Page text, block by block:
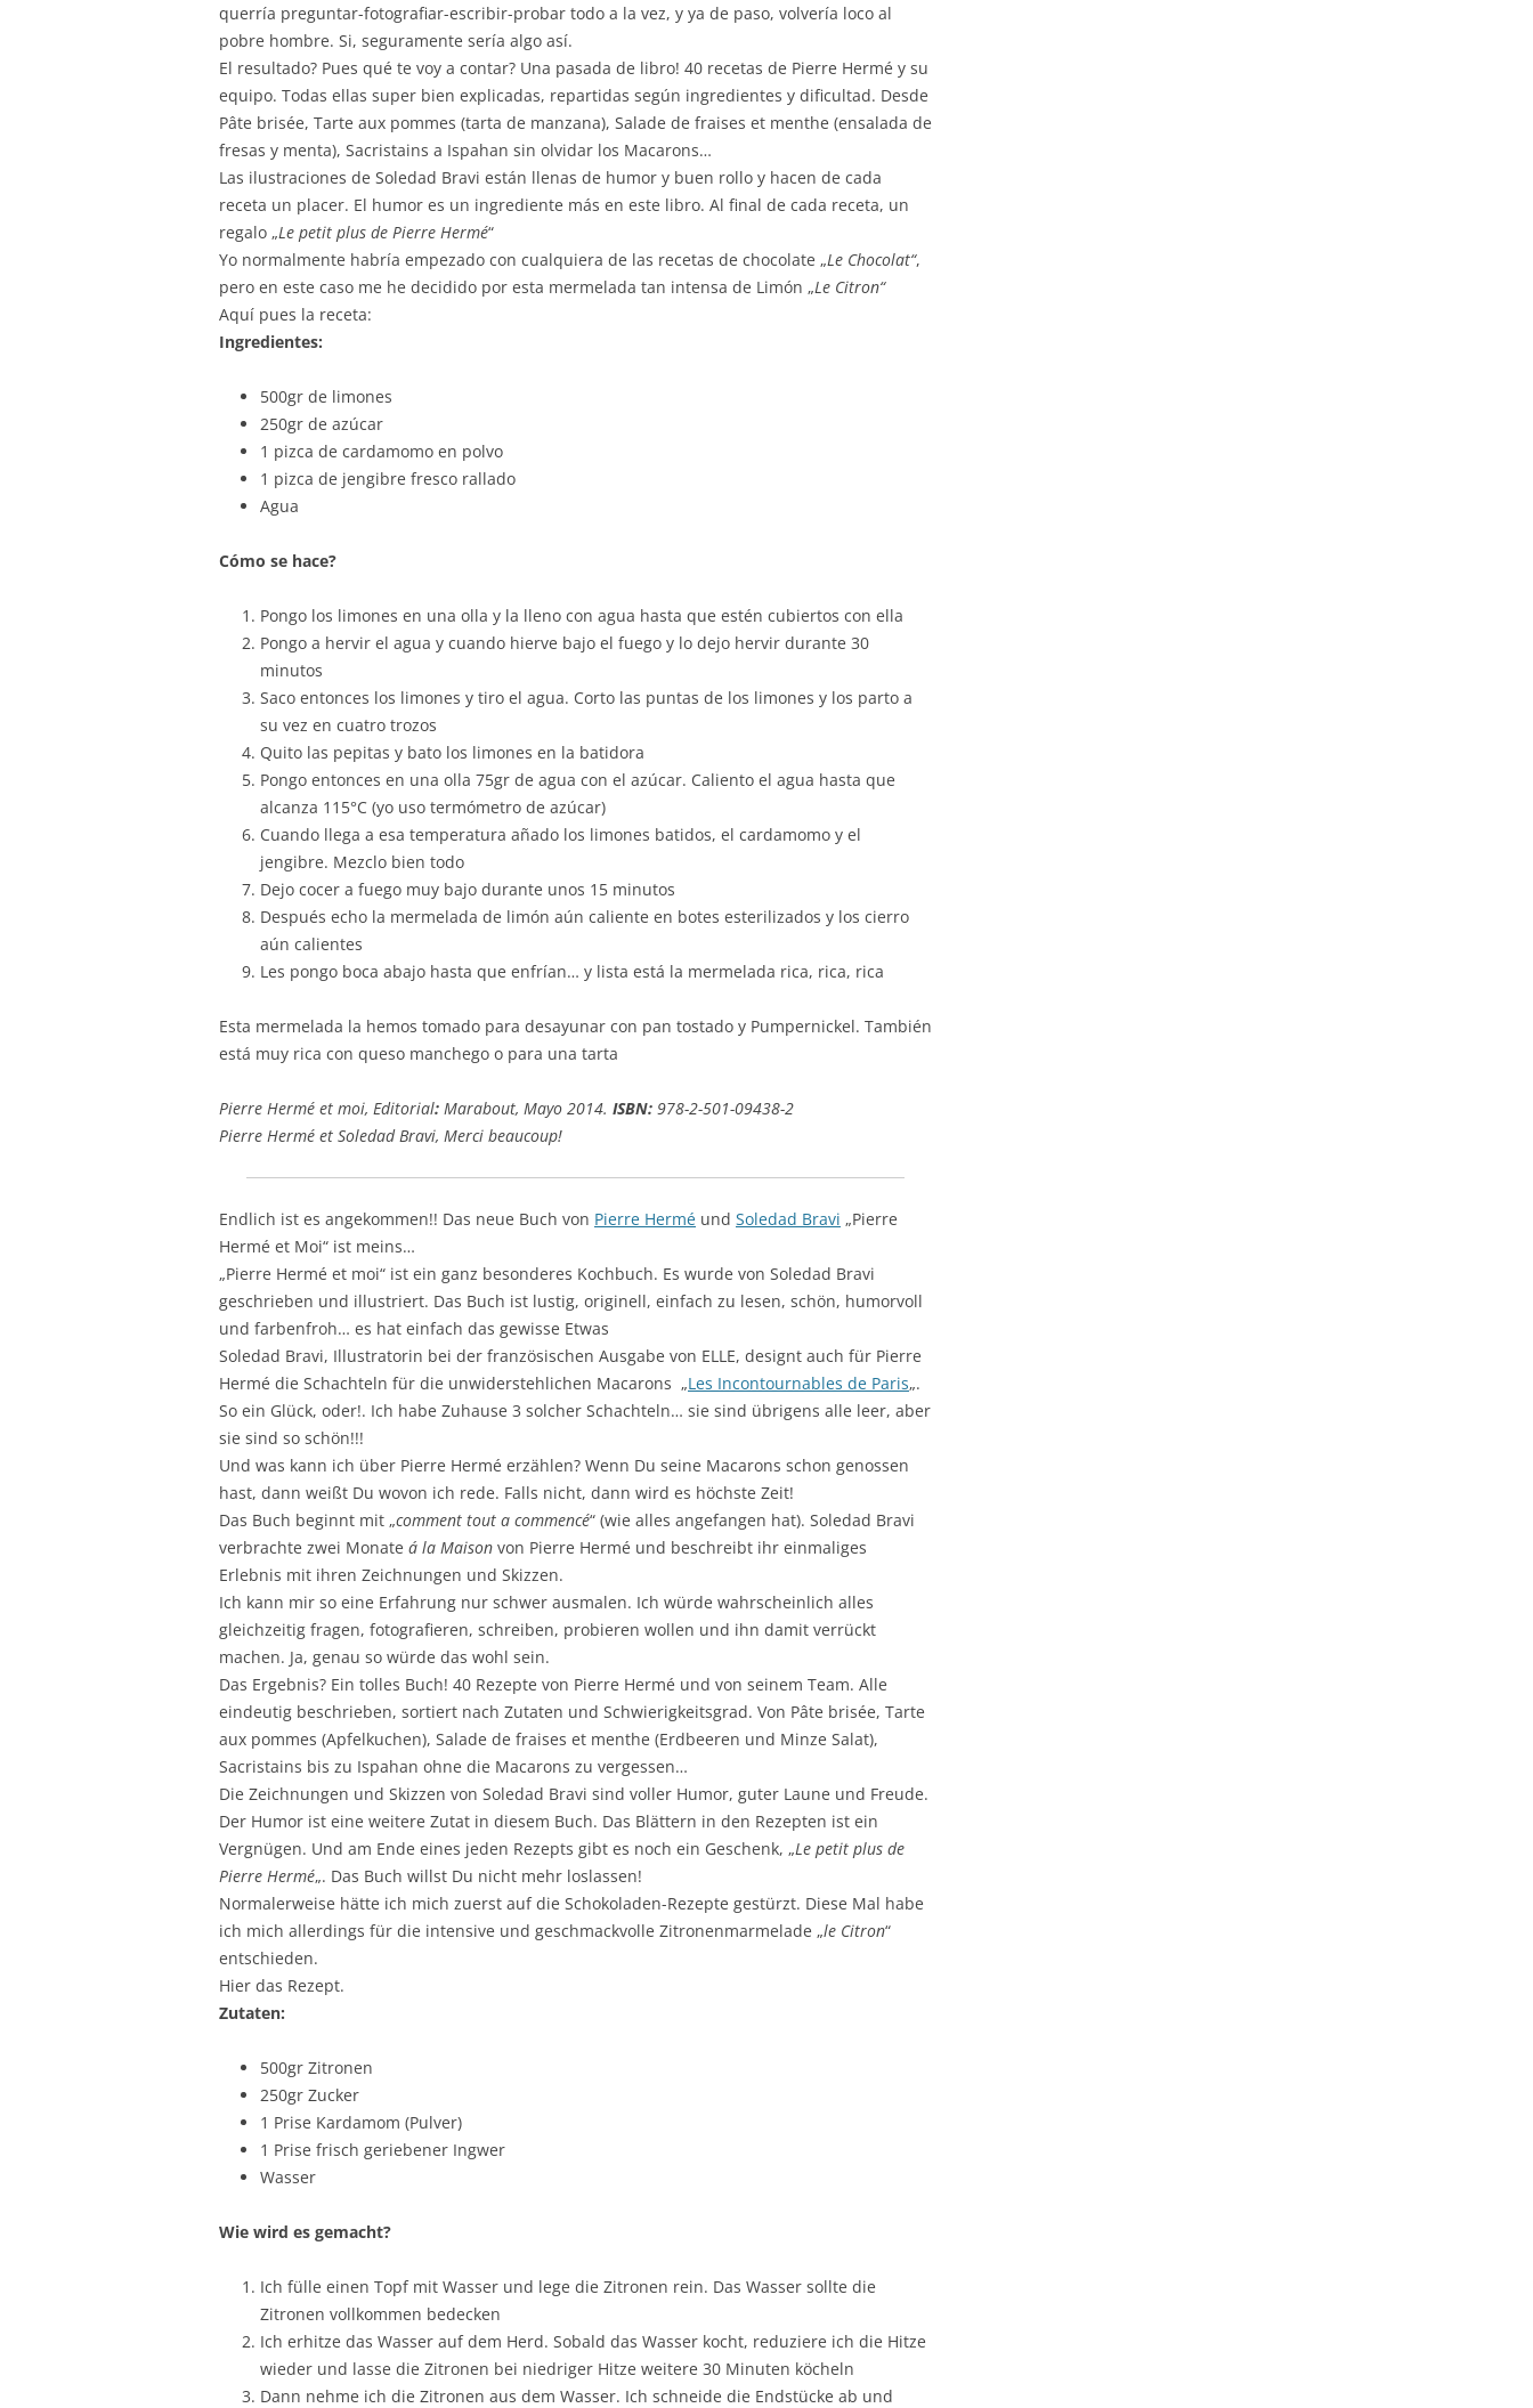
querría preguntar-fotografiar-escribir-probar todo a la vez, y ya de paso, volvería loco al
pobre hombre. Si, seguramente sería algo así.
El resultado? Pues qué te voy a contar? Una pasada de libro! 40 recetas de Pierre Hermé y su
equipo. Todas ellas super bien explicadas, repartidas según ingredientes y dificultad. Desde
Pâte brisée, Tarte aux pommes (tarta de manzana), Salade de fraises et menthe (ensalada de
fresas y menta), Sacristains a Ispahan sin olvidar los Macarons…
Las ilustraciones de Soledad Bravi están llenas de humor y buen rollo y hacen de cada
receta un placer. El humor es un ingrediente más en este libro. Al final de cada receta, un
regalo „Le petit plus de Pierre Hermé“
Yo normalmente habría empezado con cualquiera de las recetas de chocolate „Le Chocolat“,
pero en este caso me he decidido por esta mermelada tan intensa de Limón „Le Citron“
Aquí pues la receta:
Ingredientes:
500gr de limones
250gr de azúcar
1 pizca de cardamomo en polvo
1 pizca de jengibre fresco rallado
Agua
Cómo se hace?
Pongo los limones en una olla y la lleno con agua hasta que estén cubiertos con ella
Pongo a hervir el agua y cuando hierve bajo el fuego y lo dejo hervir durante 30
minutos
Saco entonces los limones y tiro el agua. Corto las puntas de los limones y los parto a
su vez en cuatro trozos
Quito las pepitas y bato los limones en la batidora
Pongo entonces en una olla 75gr de agua con el azúcar. Caliento el agua hasta que
alcanza 115°C (yo uso termómetro de azúcar)
Cuando llega a esa temperatura añado los limones batidos, el cardamomo y el
jengibre. Mezclo bien todo
Dejo cocer a fuego muy bajo durante unos 15 minutos
Después echo la mermelada de limón aún caliente en botes esterilizados y los cierro
aún calientes
Les pongo boca abajo hasta que enfrían… y lista está la mermelada rica, rica, rica
Esta mermelada la hemos tomado para desayunar con pan tostado y Pumpernickel. También
está muy rica con queso manchego o para una tarta
Pierre Hermé et moi, Editorial: Marabout, Mayo 2014. ISBN: 978-2-501-09438-2
Pierre Hermé et Soledad Bravi, Merci beaucoup!
Endlich ist es angekommen!! Das neue Buch von Pierre Hermé und Soledad Bravi „Pierre
Hermé et Moi“ ist meins…
„Pierre Hermé et moi“ ist ein ganz besonderes Kochbuch. Es wurde von Soledad Bravi
geschrieben und illustriert. Das Buch ist lustig, originell, einfach zu lesen, schön, humorvoll
und farbenfroh… es hat einfach das gewisse Etwas
Soledad Bravi, Illustratorin bei der französischen Ausgabe von ELLE, designt auch für Pierre
Hermé die Schachteln für die unwiderstehlichen Macarons „Les Incontournables de Paris„.
So ein Glück, oder!. Ich habe Zuhause 3 solcher Schachteln… sie sind übrigens alle leer, aber
sie sind so schön!!!
Und was kann ich über Pierre Hermé erzählen? Wenn Du seine Macarons schon genossen
hast, dann weißt Du wovon ich rede. Falls nicht, dann wird es höchste Zeit!
Das Buch beginnt mit „comment tout a commencé“ (wie alles angefangen hat). Soledad Bravi
verbrachte zwei Monate á la Maison von Pierre Hermé und beschreibt ihr einmaliges
Erlebnis mit ihren Zeichnungen und Skizzen.
Ich kann mir so eine Erfahrung nur schwer ausmalen. Ich würde wahrscheinlich alles
gleichzeitig fragen, fotografieren, schreiben, probieren wollen und ihn damit verrückt
machen. Ja, genau so würde das wohl sein.
Das Ergebnis? Ein tolles Buch! 40 Rezepte von Pierre Hermé und von seinem Team. Alle
eindeutig beschrieben, sortiert nach Zutaten und Schwierigkeitsgrad. Von Pâte brisée, Tarte
aux pommes (Apfelkuchen), Salade de fraises et menthe (Erdbeeren und Minze Salat),
Sacristains bis zu Ispahan ohne die Macarons zu vergessen…
Die Zeichnungen und Skizzen von Soledad Bravi sind voller Humor, guter Laune und Freude.
Der Humor ist eine weitere Zutat in diesem Buch. Das Blättern in den Rezepten ist ein
Vergnügen. Und am Ende eines jeden Rezepts gibt es noch ein Geschenk, „Le petit plus de
Pierre Hermé„. Das Buch willst Du nicht mehr loslassen!
Normalerweise hätte ich mich zuerst auf die Schokoladen-Rezepte gestürzt. Diese Mal habe
ich mich allerdings für die intensive und geschmackvolle Zitronenmarmelade „le Citron“
entschieden.
Hier das Rezept.
Zutaten:
500gr Zitronen
250gr Zucker
1 Prise Kardamom (Pulver)
1 Prise frisch geriebener Ingwer
Wasser
Wie wird es gemacht?
Ich fülle einen Topf mit Wasser und lege die Zitronen rein. Das Wasser sollte die
Zitronen vollkommen bedecken
Ich erhitze das Wasser auf dem Herd. Sobald das Wasser kocht, reduziere ich die Hitze
wieder und lasse die Zitronen bei niedriger Hitze weitere 30 Minuten köcheln
Dann nehme ich die Zitronen aus dem Wasser. Ich schneide die Endstücke ab und